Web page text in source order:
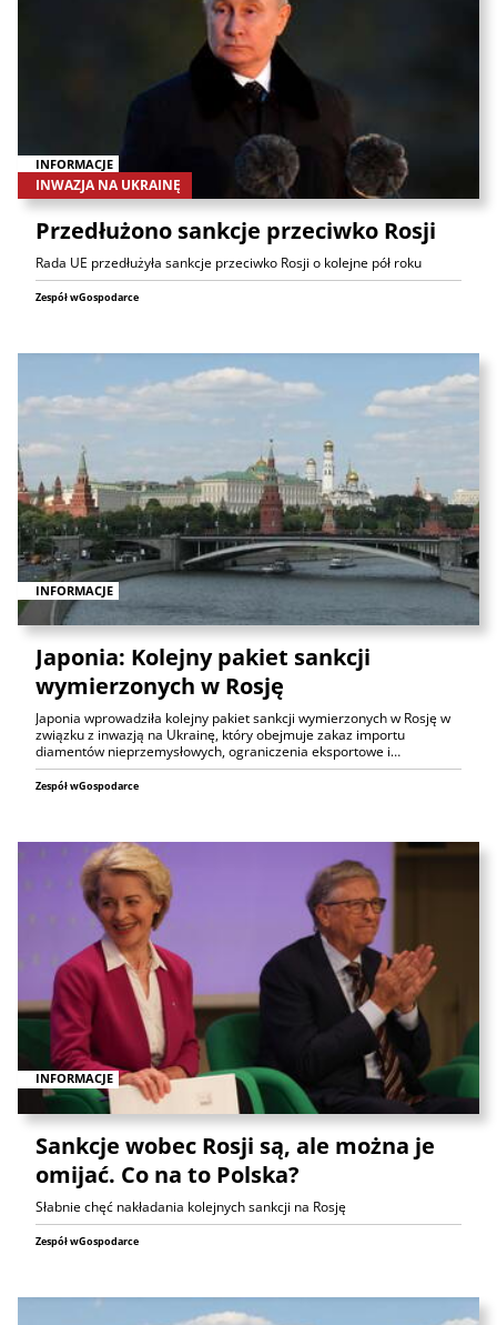
INFORMACJE
INWAZJA NA UKRAINĘ
Przedłużono sankcje przeciwko Rosji
Rada UE przedłużyła sankcje przeciwko Rosji o kolejne pół roku
Zespół wGospodarce
INFORMACJE
Japonia: Kolejny pakiet sankcji
wymierzonych w Rosję
Japonia wprowadziła kolejny pakiet sankcji wymierzonych w Rosję w
związku z inwazją na Ukrainę, który obejmuje zakaz importu
diamentów nieprzemysłowych, ograniczenia eksportowe i…
Zespół wGospodarce
INFORMACJE
Sankcje wobec Rosji są, ale można je
omijać. Co na to Polska?
Słabnie chęć nakładania kolejnych sankcji na Rosję
Zespół wGospodarce